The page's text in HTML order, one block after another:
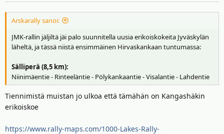
Arskarally sanoi:
JMK-rallin jäljiltä jäi palo suunnitella uusia erikoiskokeita Jyväskylän
läheltä, ja tässä niistä ensimmäinen Hirvaskankaan tuntumassa:
Sälliperä (8,5 km):
Niinimäentie - Rinteeläntie - Pölykankaantie - Visalantie - Lahdentie
Tiennimistä muistan jo ulkoa että tämähän on Kangashäkin
erikoiskoe
https://www.rally-maps.com/1000-Lakes-Rally-